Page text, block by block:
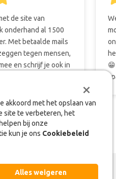
×
akkoord met het opslaan van
site te verbeteren, het
bij onze
kun je ons Cookiebeleid
Alles weigeren
×
akkoord met het opslaan van
site te verbeteren, het
bij onze
kun je ons Cookiebeleid
Alles weigeren
de site van
onderhand al 1500
Met betaalde mails
tegen mensen,
en schrijf je ook in